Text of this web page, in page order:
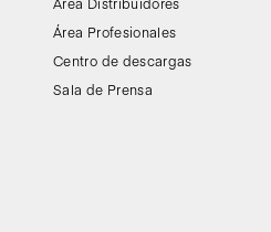
Área Profesionales
Centro de descargas
Sala de Prensa